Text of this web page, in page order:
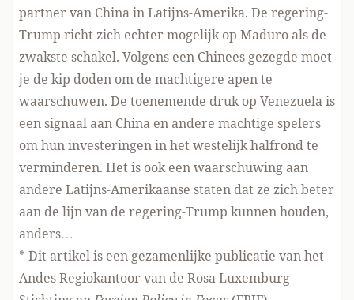
partner van China in Latijns-Amerika. De regering-
Trump richt zich echter mogelijk op Maduro als de
zwakste schakel. Volgens een Chinees gezegde moet
je de kip doden om de machtigere apen te
waarschuwen. De toenemende druk op Venezuela is
een signaal aan China en andere machtige spelers
om hun investeringen in het westelijk halfrond te
verminderen. Het is ook een waarschuwing aan
andere Latijns-Amerikaanse staten dat ze zich beter
aan de lijn van de regering-Trump kunnen houden,
anders…
* Dit artikel is een gezamenlijke publicatie van het
Andes Regiokantoor van de Rosa Luxemburg